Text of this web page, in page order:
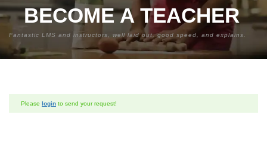
BECOME A TEACHER
Fantastic LMS and instructors, well laid out, good speed, and explains.
Please login to send your request!